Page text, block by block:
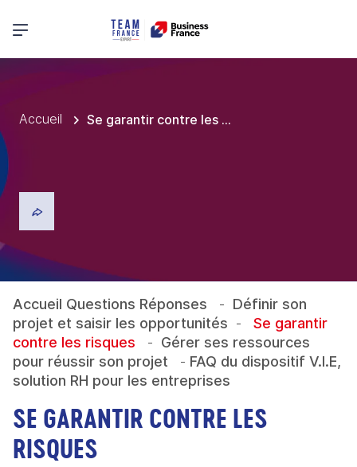
Menu principal
Accueil Se garantir contre les risques
Accueil Questions Réponses - Définir son
projet et saisir les opportunités - Se garantir
contre les risques - Gérer ses ressources
pour réussir son projet - FAQ du dispositif V.I.E,
solution RH pour les entreprises
SE GARANTIR CONTRE LES
RISQUES